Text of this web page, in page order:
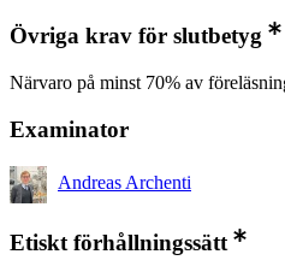
Övriga krav för slutbetyg
Närvaro på minst 70% av
Examinator
Andreas Archenti
Etiskt förhållningssätt